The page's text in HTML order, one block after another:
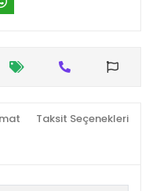
Taksit Seçenekleri